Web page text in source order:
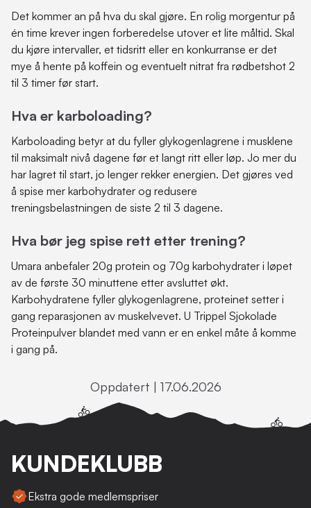
Det kommer an på hva du skal gjøre. En rolig morgentur på
én time krever ingen forberedelse utover et lite måltid. Skal
du kjøre intervaller, et tidsritt eller en konkurranse er det
mye å hente på koffein og eventuelt nitrat fra rødbetshot 2
til 3 timer før start.
Hva er karboloading?
Karboloading betyr at du fyller glykogenlagrene i musklene
til maksimalt nivå dagene før et langt ritt eller løp. Jo mer du
har lagret til start, jo lenger rekker energien. Det gjøres ved
å spise mer karbohydrater og redusere
treningsbelastningen de siste 2 til 3 dagene.
Hva bør jeg spise rett etter trening?
Umara anbefaler 20g protein og 70g karbohydrater i løpet
av de første 30 minuttene etter avsluttet økt.
Karbohydratene fyller glykogenlagrene, proteinet setter i
gang reparasjonen av muskelvevet. U Trippel Sjokolade
Proteinpulver blandet med vann er en enkel måte å komme
i gang på.
Oppdatert | 17.06.2026
KUNDEKLUBB
Ekstra gode medlemspriser